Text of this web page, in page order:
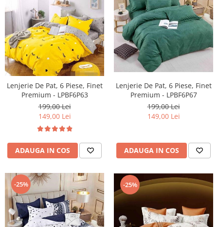
Lenjerie De Pat, 6 Piese, Finet
Premium - LPBF6P63
199,00 Lei
149,00 Lei
ADAUGA IN COS
Lenjerie De Pat, 6 Piese, Finet
Premium - LPBF6P67
199,00 Lei
149,00 Lei
ADAUGA IN COS
-25% -25%